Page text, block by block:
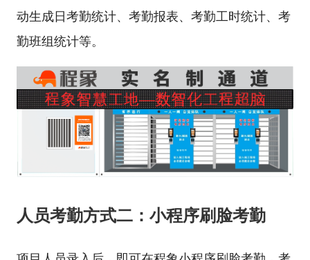
动生成日考勤统计、考勤报表、考勤工时统计、考
勤班组统计等。
人员考勤方式二：小程序刷脸考勤